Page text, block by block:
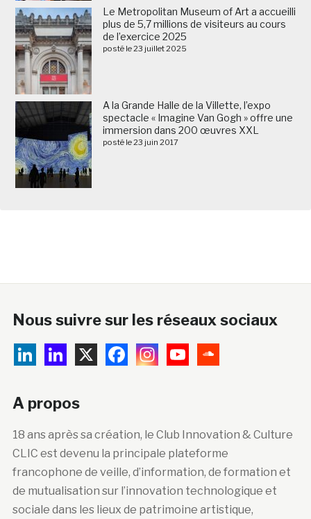
Le Metropolitan Museum of Art a accueilli
plus de 5,7 millions de visiteurs au cours
de l’exercice 2025
posté le 23 juillet 2025
A la Grande Halle de la Villette, l’expo
spectacle « Imagine Van Gogh » offre une
immersion dans 200 œuvres XXL
posté le 23 juin 2017
Nous suivre sur les réseaux sociaux
A propos
18 ans après sa création, le Club Innovation & Culture
CLIC est devenu la principale plateforme
francophone de veille, d’information, de formation et
de mutualisation sur l’innovation technologique et
sociale dans les lieux de patrimoine artistique,